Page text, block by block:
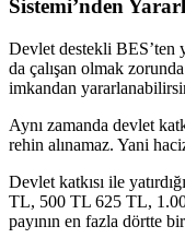
Sistemi’nden
Devlet destekli BES’ten
da çalışan olmak
imkandan
Aynı zamanda devlet
rehin alınamaz. Yani
Devlet katkısı ile
TL, 500 TL 625 TL,
payının en fazla dörtte